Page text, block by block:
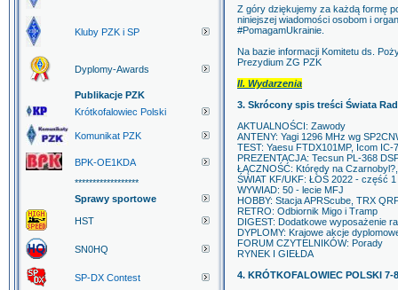
Kluby PZK i SP
Dyplomy-Awards
Publikacje PZK
Krótkofalowiec Polski
Komunikat PZK
BPK-OE1KDA
******************
Sprawy sportowe
HST
SN0HQ
SP-DX Contest
Z góry dziękujemy za każdą formę
niniejszej wiadomości osobom i
#PomagamUkrainie.
Na bazie informacji Komitetu ds.
Prezydium ZG PZK
II. Wydarzenia
3. Skrócony spis treści Świata
AKTUALNOŚCI: Zawody
ANTENY: Yagi 1296 MHz wg
TEST: Yaesu FTDX101MP, Icom IC-
PREZENTACJA: Tecsun PL-368
ŁĄCZNOŚĆ: Którędy na
ŚWIAT KF/UKF: ŁOŚ 2022 - część 1
WYWIAD: 50 - lecie MFJ
HOBBY: Stacja APRScube, TRX
RETRO: Odbiornik Migo i Tramp
DIGEST: Dodatkowe wyposażenie
DYPLOMY: Krajowe akcje
FORUM CZYTELNIKÓW: Porady
RYNEK I GIEŁDA
4. KRÓTKOFALOWIEC POLSKI 7-